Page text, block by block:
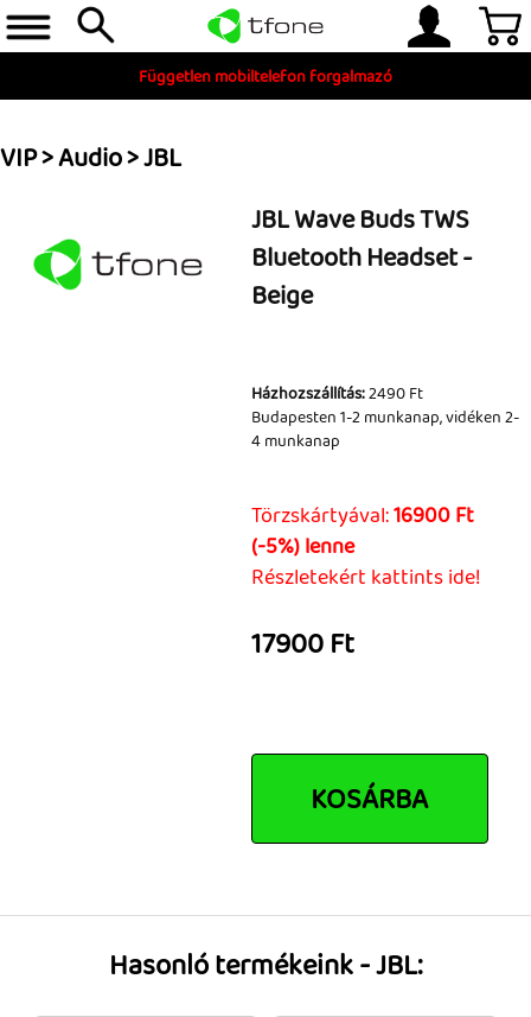
Független mobiltelefon forgalmazó
VIP>Audio>JBL
JBL Wave Buds TWS
Bluetooth Headset -
Beige
Házhozszállítás:2490 Ft
Budapesten 1-2 munkanap, vidéken 2-
4 munkanap
Törzskártyával:16900 Ft
(-5%) lenne
Részletekért kattints ide!
17900 Ft
KOSÁRBA
Hasonló termékeink - JBL: